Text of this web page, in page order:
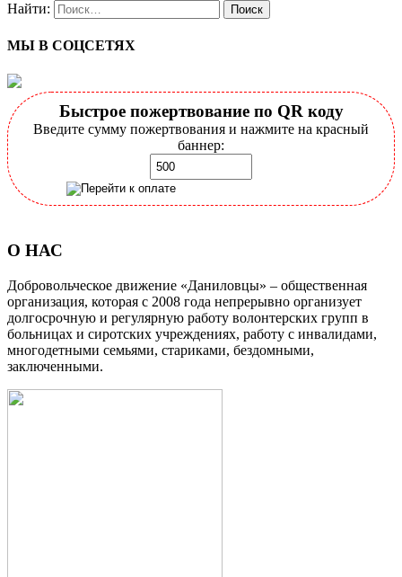
Найти:
МЫ В СОЦСЕТЯХ
Быстрое пожертвование по QR коду
Введите сумму пожертвования и нажмите на красный
баннер:
О НАС
Добровольческое движение «Даниловцы» – общественная
организация, которая с 2008 года непрерывно организует
долгосрочную и регулярную работу волонтерских групп в
больницах и сиротских учреждениях, работу с инвалидами,
многодетными семьями, стариками, бездомными,
заключенными.